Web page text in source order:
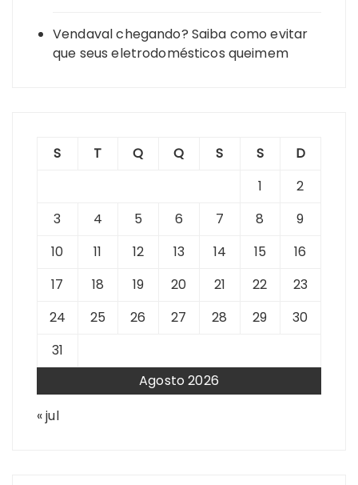
Vendaval chegando? Saiba como evitar
que seus eletrodomésticos queimem
Agosto 2026
S T Q Q S S
D
1
2
3
4 5 6 7 8
9
10
11 12 13 14 15
16
17
18 19 20 21 22
23
24
25 26 27 28 29
30
31
« jul